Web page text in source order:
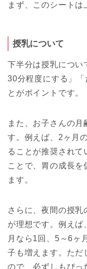
まず、このシートは
授乳について
下半分は授乳につい
30分程度にする」「
とがポイントです。
また、お子さんの月
す。例えば、2ヶ月
ることが推奨されて
ことで、胃の成長を
ます。
さらに、夜間の授乳
が理想です。例えば
月なら1回、5～6ヶ
子も増えます。ただ
ので、必ずしもぴっ